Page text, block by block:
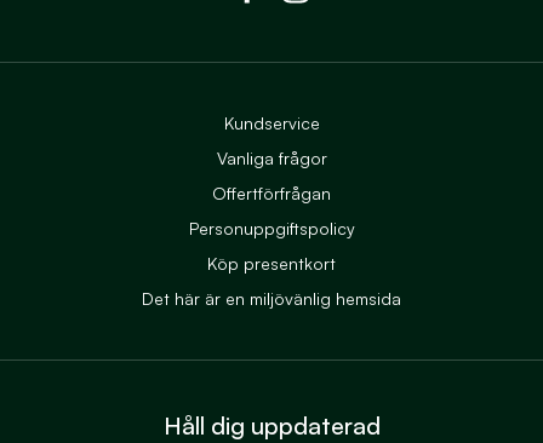
Kundservice
Vanliga frågor
Offertförfrågan
Personuppgiftspolicy
Köp presentkort
Det här är en miljövänlig hemsida
Håll dig uppdaterad